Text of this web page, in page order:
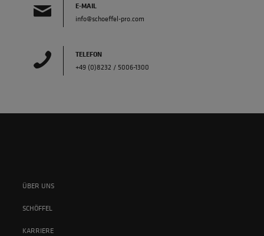
E-MAIL
info@schoeffel-pro.com
TELEFON
+49 (0)8232 / 5006-1300
ÜBER UNS
SCHÖFFEL
KARRIERE